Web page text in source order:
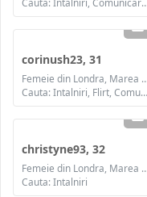
corinush23, 31
Femeie din
Cauta: Intalniri, Flirt, Comunicare / chat, Prietenie, Casatorie
christyne93, 32
Femeie din
Cauta: Intalniri